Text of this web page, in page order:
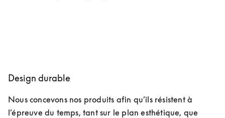
Design durable
Nous concevons nos produits afin qu’ils résistent à
l’épreuve du temps, tant sur le plan esthétique, que